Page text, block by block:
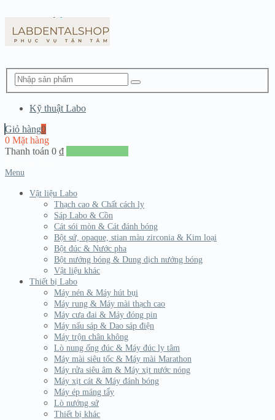
Kỹ thuật Labo
Giỏ hàng0
0 Mặt hàng
Thanh toán 0 ₫
Menu
Vật liệu Labo
Thạch cao & Chất cách ly
Sáp Labo & Cồn
Cát sói mòn & Cát đánh bóng
Bột sứ, opaque, stian màu zirconia & Kim loại
Bột đúc & Nước pha
Bột nướng bóng & Dung dịch nướng bóng
Vật liệu khác
Thiết bị Labo
Máy nén & Máy hút bụi
Máy rung & Máy mài thạch cao
Máy cưa đai & Máy đóng pin
Máy nấu sáp & Dao sáp điện
Máy trộn chân không
Lò nung ống đúc & Máy đúc ly tâm
Máy mài siêu tốc & Máy mài Marathon
Máy rửa siêu âm & Máy xịt nước nóng
Máy xịt cát & Máy đánh bóng
Máy ép máng tẩy
Lò nướng sứ
Thiết bị khác